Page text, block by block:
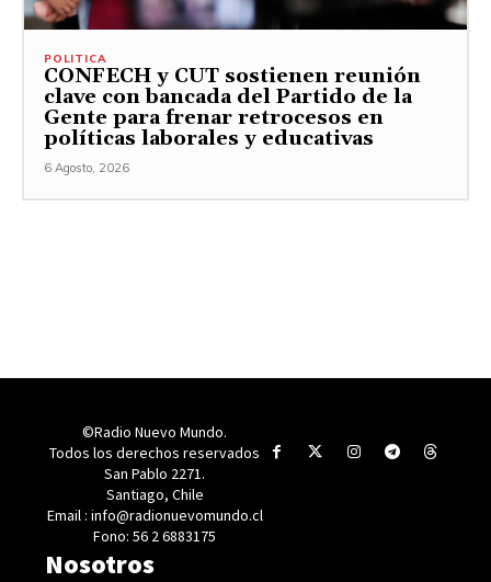
POLITICA
CONFECH y CUT sostienen reunión
clave con bancada del Partido de la
Gente para frenar retrocesos en
políticas laborales y educativas
6 Agosto, 2026
©Radio Nuevo Mundo.
Todos los derechos reservados
San Pablo 2271.
Santiago, Chile
Email : info@radionuevomundo.cl
Fono: 56 2 6883175
Nosotros